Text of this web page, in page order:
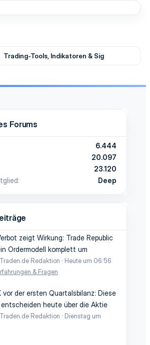
Trading-Tools, Indikatoren & Signale
Forums
6.444
20.097
23.120
Deep
zeigt Wirkung: Trade Republic
Ordermodell komplett um
Redaktion
Heute um 06:56
& Fragen
vor der ersten Quartalsbilanz: Diese
heute über die Aktie
Redaktion
Dienstag um